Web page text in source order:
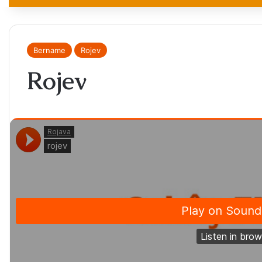
Bername Rojev
Rojev